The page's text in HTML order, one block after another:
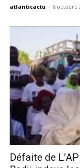
atlanticactu - 6 octobre
Défaite de